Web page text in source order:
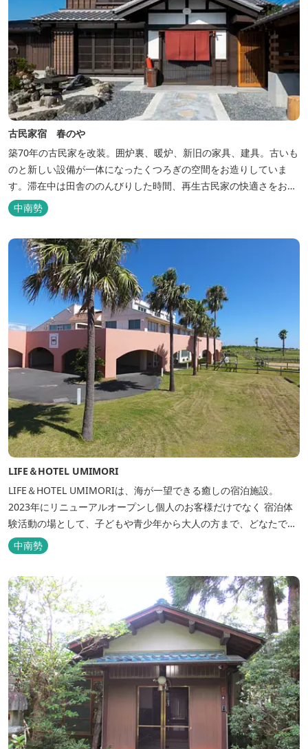
古民家宿 春のや
築70年の古民家を改装。囲炉裏、暖炉、新旧の家具、建具。古いも
のと新しい設備が一体になったくつろぎの空間をお造りしていま
す。滞在中は田舎ののんびりした時間、再生古民家の快適さをお楽
しみください。 【時間】 《 チェックイン 》 15：00～20：00の間
にお願いいたします。 《 チェックアウト 》 10：00まで 【御利用
料金】 一日一組様１棟貸し（定員５名） 一...
中南勢
LIFE＆HOTEL UMIMORI
LIFE＆HOTEL UMIMORIは、海が一望できる癒しの宿泊施設。
2023年にリニューアルオープンし個人のお客様だけでなく 宿泊体
験活動の場として、子どもや青少年から大人の方まで、どなたでも
ご利用いただけます。 ヨットやボート・カヤックをはじめとするマ
リンアクティビティや併設する海の乗馬倶楽部エルカバージョでの
しています...
中南勢